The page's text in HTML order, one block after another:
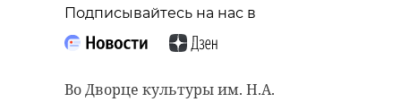
Подписывайтесь на нас в
Во Дворце культуры им. Н.А.